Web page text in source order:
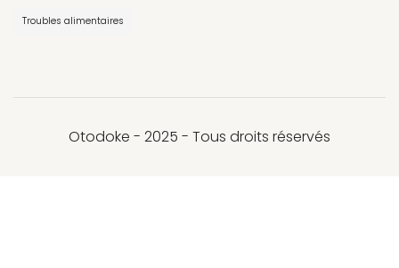
Troubles alimentaires
Otodoke - 2025 - Tous droits réservés